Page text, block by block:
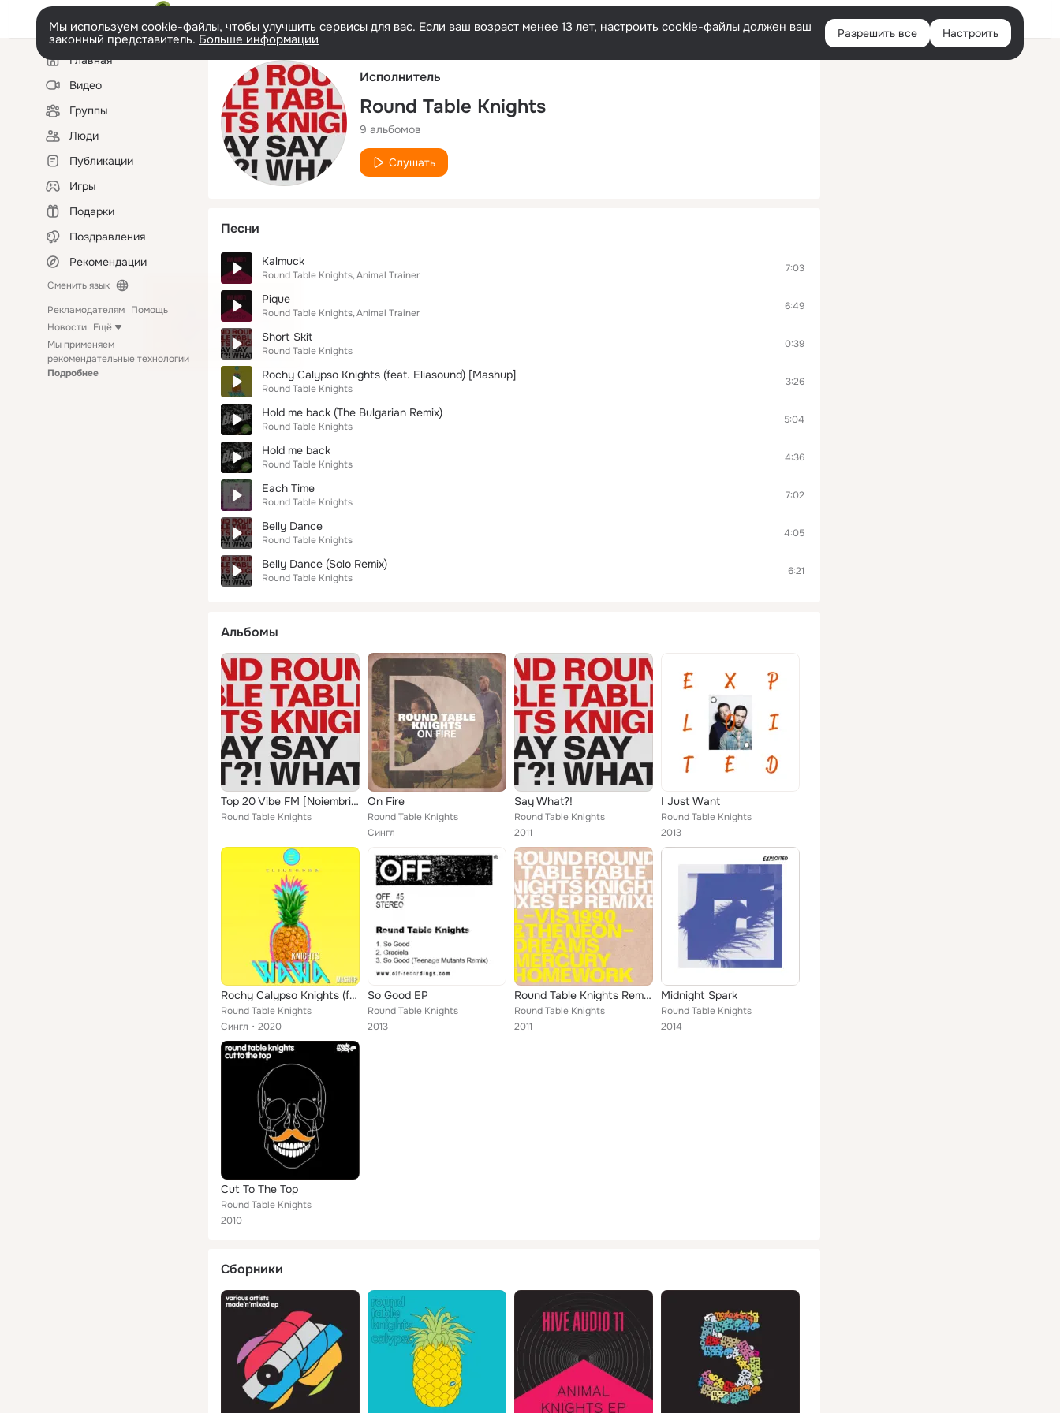
Русский Войти
Мы используем cookie-файлы, чтобы улучшить сервисы для вас. Если ваш возраст менее 13 лет, настроить cookie-файлы должен ваш
законный представитель. Больше информации Разрешить все Настроить
Левая
колонкаГлавная
Видео
Группы
Люди
Публикации
Игры
Подарки
Поздравления
Рекомендации
Сменить язык
Рекламодателям Помощь
Новости Ещё
Мы применяем
рекомендательные технологии
Подробнее
Исполнитель
Round Table Knights
9 альбомов
Слушать
Песни
Kalmuck
Round Table Knights Animal Trainer
7:03
Pique
Round Table Knights Animal Trainer
6:49
Short Skit
Round Table Knights
0:39
Rochy Calypso Knights (feat. Eliasound) [Mashup]
Round Table Knights
3:26
Hold me back (The Bulgarian Remix)
Round Table Knights
5:04
Hold me back
Round Table Knights
4:36
Each Time
Round Table Knights
7:02
Belly Dance
Round Table Knights
4:05
Belly Dance (Solo Remix)
Round Table Knights
6:21
Альбомы
Top 20 Vibe FM [Noiembrie]
Round Table Knights
On Fire
Round Table Knights
Сингл
Say What?!
Round Table Knights
2011
I Just Want
Round Table Knights
2013
Rochy Calypso Knights (feat. Eliasound) [Mashup]
Round Table Knights
Сингл
2020
So Good EP
Round Table Knights
2013
Round Table Knights Remixes
Round Table Knights
2011
Midnight Spark
Round Table Knights
2014
Cut To The Top
Round Table Knights
2010
Сборники